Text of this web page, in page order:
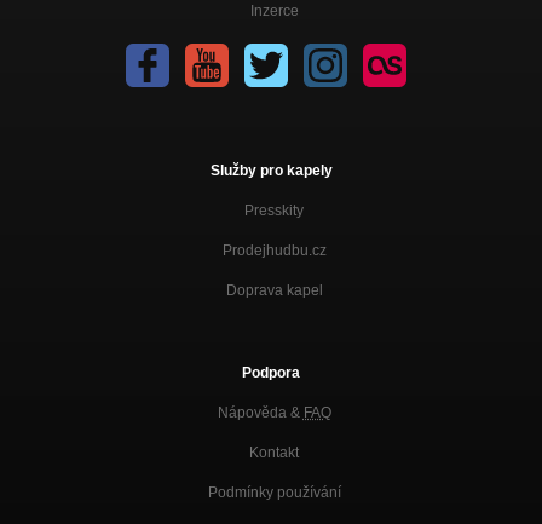
Inzerce
Služby pro kapely
Presskity
Prodejhudbu.cz
Doprava kapel
Podpora
Nápověda & FAQ
Kontakt
Podmínky používání